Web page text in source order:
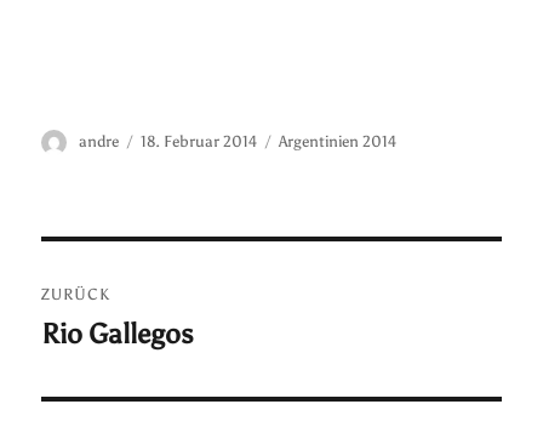
Autor
andre
Veröffentlicht
18. Februar 2014 Kategorien
Argentinien 2014
ZURÜCK
Vorheriger
Rio Gallegos